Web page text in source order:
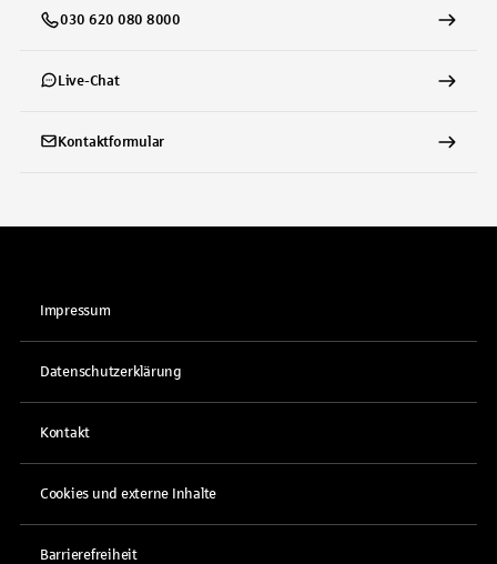
030 620 080 8000
Live-Chat
Kontaktformular
Impressum
Datenschutzerklärung
Kontakt
Cookies und externe Inhalte
Barrierefreiheit